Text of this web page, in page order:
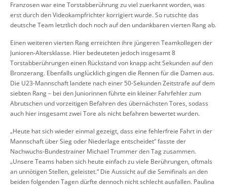
Franzosen war eine Torstabberührung zu viel zuerkannt worden, was
erst durch den Videokampfrichter korrigiert wurde. So rutschte das
deutsche Team letztlich doch noch auf den undankbaren vierten Rang ab.
Einen weiteren vierten Rang erreichten ihre jüngeren Teamkollegen der
Junioren-Altersklasse. Hier bedeuteten jedoch insgesamt 8
Torstabberührungen einen Rückstand von knapp acht Sekunden auf den
Bronzerang. Ebenfalls unglücklich gingen die Rennen für die Damen aus.
Die U23-Mannschaft landete nach einer 50-Sekunden Zeitstrafe auf dem
siebten Rang – bei den Juniorinnen führte ein kleiner Fahrfehler zum
Abrutschen und vorzeitigen Befahren des übernächsten Tores, sodass
auch hier insgesamt zwei Tore als nicht befahren bewertet wurden.
„Heute hat sich wieder einmal gezeigt, dass eine fehlerfreie Fahrt in der
Mannschaft über Sieg oder Niederlage entscheidet“ fasste der
Nachwuchs-Bundestrainer Michael Trummer den Tag zusammen.
„Unsere Teams haben sich heute einfach zu viele Berührungen, oftmals
an unnötigen Stellen, geleistet.“ Die Aussicht auf die Semifinals an den
beiden folgenden Tagen dürfte dennoch nicht schlecht ausfallen. Paulina